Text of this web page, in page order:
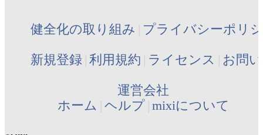
健全化の取り組み プライバシーポリ
新規登録 利用規約 ライセンス お問
運営会社
ホーム ヘルプ mixiについて